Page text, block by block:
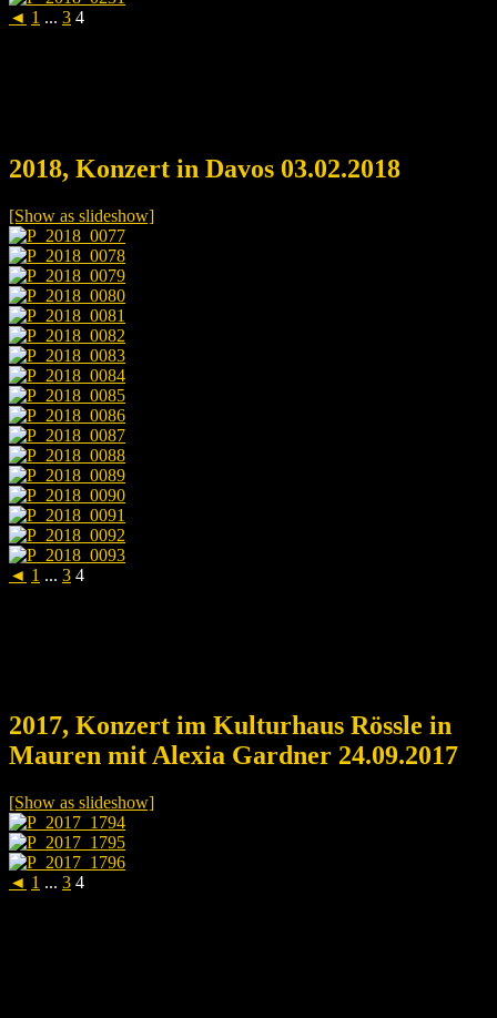
◄ 1 ... 3 4
2018, Konzert in Davos 03.02.2018
[Show as slideshow]
◄ 1 ... 3 4
2017, Konzert im Kulturhaus Rössle in
Mauren mit Alexia Gardner 24.09.2017
[Show as slideshow]
◄ 1 ... 3 4